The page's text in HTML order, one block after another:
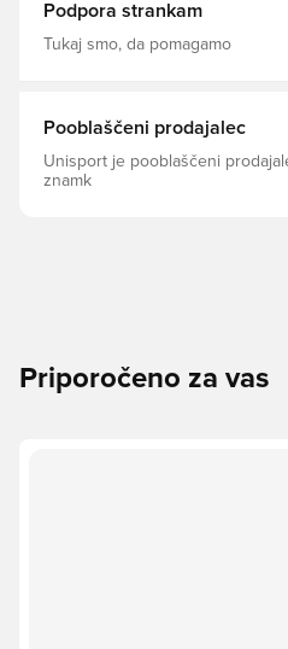
Podpora strankam
Tukaj smo, da pomagamo
Pooblaščeni prodajalec
Unisport je pooblaščeni
znamk
Priporočeno za vas